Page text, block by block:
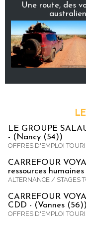
Une route, des
LE GROUPE
- (Nancy (54))
OFFRES D'EMPLOI
CARREFOUR
ressources
ALTERNANCE / STAGES
CARREFOUR
CDD - (Vannes (56))
OFFRES D'EMPLOI